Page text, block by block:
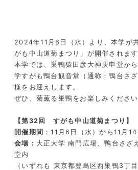
2024年11月6日（水）より、本学
がも中山道菊まつり」が開催されます
本学では、巣鴨猿田彦大神庚申堂か
学すがも鴨台観音堂（通称：鴨台さ
様をお迎えします。
ぜひ、菊薫る巣鴨をお楽しみください
【第32回 すがも中山道菊まつり】
開催期間 ：11 月6 日（水）から 11 月 14
会場 ： 大正大学 南門広場、鴨台さざ
堂内
（いずれも 東京都豊島区西巣鴨3丁目